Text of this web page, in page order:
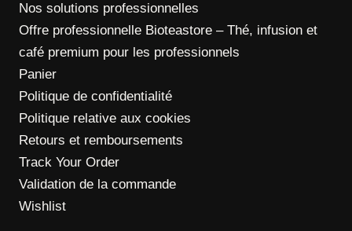
Nos solutions professionnelles
Offre professionnelle Bioteastore – Thé, infusion et
café premium pour les professionnels
Panier
Politique de confidentialité
Politique relative aux cookies
Retours et remboursements
Track Your Order
Validation de la commande
Wishlist